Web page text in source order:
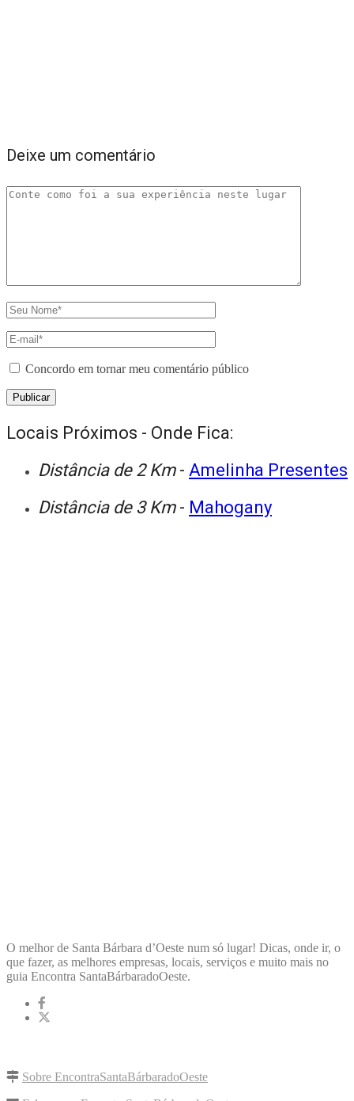
Deixe um comentário
Concordo em tornar meu comentário público
Locais Próximos - Onde Fica:
Distância de 2 Km - Amelinha Presentes
Distância de 3 Km - Mahogany
O melhor de Santa Bárbara d’Oeste num só lugar! Dicas, onde ir, o
que fazer, as melhores empresas, locais, serviços e muito mais no
guia Encontra SantaBárbaradoOeste.
Sobre EncontraSantaBárbaradoOeste